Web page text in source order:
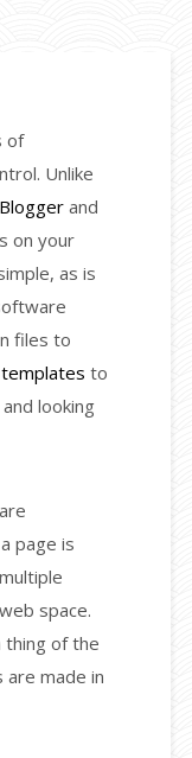
of
Unlike
Blogger and
on your
as is
files to
templates to
looking
page is
space.
thing of the
are made in